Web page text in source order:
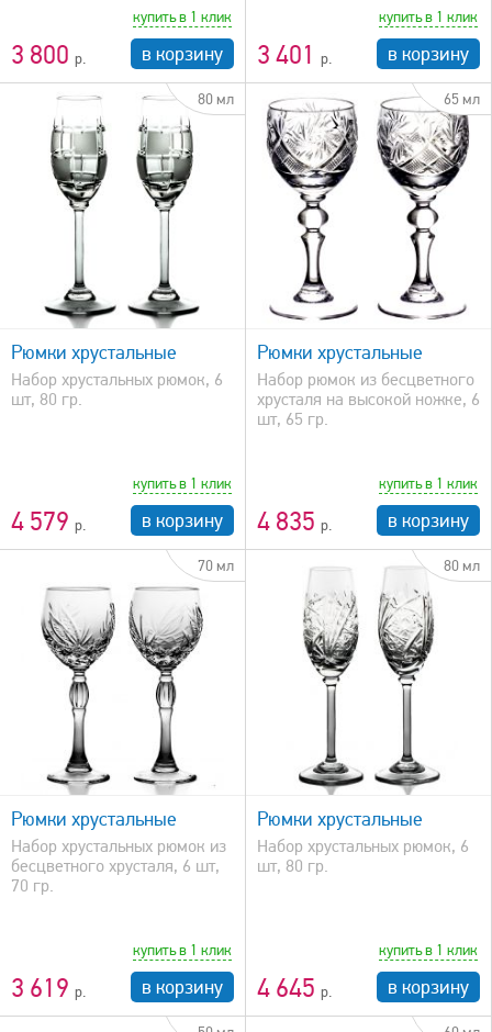
3 800
купить в 1 клик
в корзину 3 401
купить в 1 клик
в корзину
80 мл
Рюмки хрустальные
Набор хрустальных рюмок, 6
шт, 80 гр.
4 579
купить в 1 клик
в корзину
65 мл
быстрый просмотр
Рюмки хрустальные
Набор рюмок из бесцветного
хрусталя на высокой ножке, 6
шт, 65 гр.
4 835
купить в 1 клик
в корзину
70 мл
Рюмки хрустальные
Набор хрустальных рюмок из
бесцветного хрусталя, 6 шт,
70 гр.
3 619
купить в 1 клик
в корзину
80 мл
быстрый просмотр
Рюмки хрустальные
Набор хрустальных рюмок, 6
шт, 80 гр.
4 645
купить в 1 клик
в корзину